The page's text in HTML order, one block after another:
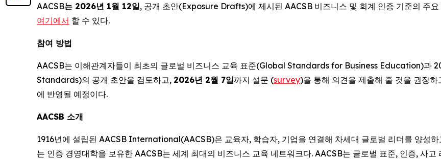
AACSB는 2026년 1월 12일, 공개 초안(Exposure Drafts)에 제시된 AACSB 비즈니스 및 회계 인증 기준의 주
여기에서 할 수 있다.
참여 방법
AACSB는 이해관계자들이 최초의 글로벌 비즈니스 교육 표준(Global Standards for Business Education)
Standards)의 공개 초안을 검토하고, 2026년 2월 7일까지 설문 (survey)을 통해 의견을 제출해 줄 것을 권장
에 반영될 예정이다.
AACSB 소개
1916년에 설립된 AACSB International(AACSB)은 교육자, 학습자, 기업을 연결해 차세대 글로벌 리더를 양성
는 인증 경영대학을 보유한 AACSB는 세계 최대의 비즈니스 교육 네트워크다. AACSB는 글로벌 표준, 인증, 사